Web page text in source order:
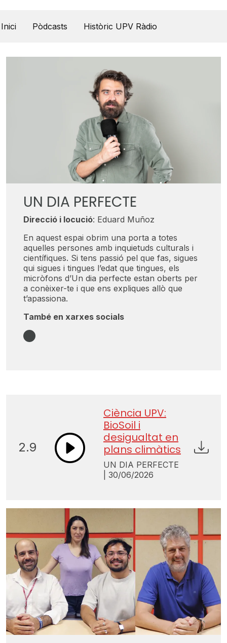
Inici Pòdcasts Històric UPV Ràdio
UN DIA PERFECTE
Direcció i locució: Eduard Muñoz
En aquest espai obrim una porta a totes
aquelles persones amb inquietuds culturals i
científiques. Si tens passió pel que fas, sigues
qui sigues i tingues l’edat que tingues, els
micròfons d’Un dia perfecte estan oberts per
a conèixer-te i que ens expliques allò que
t’apassiona.
També en xarxes socials
Instagram
2.9
Ciència UPV:
BioSoil i
desigualtat en
plans climàtics
UN DIA PERFECTE
| 30/06/2026